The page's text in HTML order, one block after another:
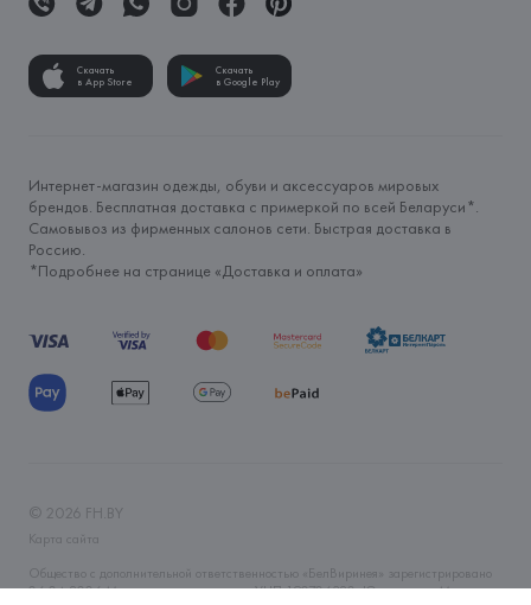
Скачать
в App Store
Скачать
в Google Play
Интернет-магазин одежды, обуви и аксессуаров мировых
брендов. Бесплатная доставка с примеркой по всей Беларуси*.
Самовывоз из фирменных салонов сети. Быстрая доставка в
Россию.
*Подробнее на странице «Доставка и оплата»
© 2026 FH.BY
Карта сайта
Общество с дополнительной ответственностью «БелВиринея» зарегистрировано
06.04.2006 Минским горисполкомом. УНП 190706320. Юр.адрес: г. Минск, ул.